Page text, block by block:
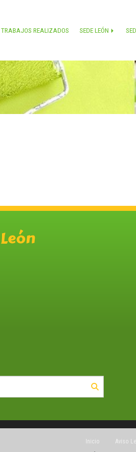
TRABAJOS REALIZADOS SEDE LEÓN
Inicio Aviso